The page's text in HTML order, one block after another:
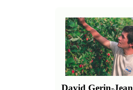
David Gerin-Jean